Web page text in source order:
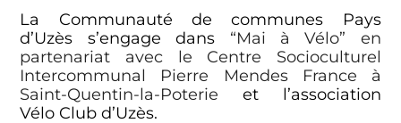
La Communauté de communes Pays
d’Uzès s’engage dans “Mai à Vélo” en
partenariat avec le Centre Socioculturel
Intercommunal Pierre Mendes France à
Saint-Quentin-la-Poterie et l’association
Vélo Club d’Uzès.